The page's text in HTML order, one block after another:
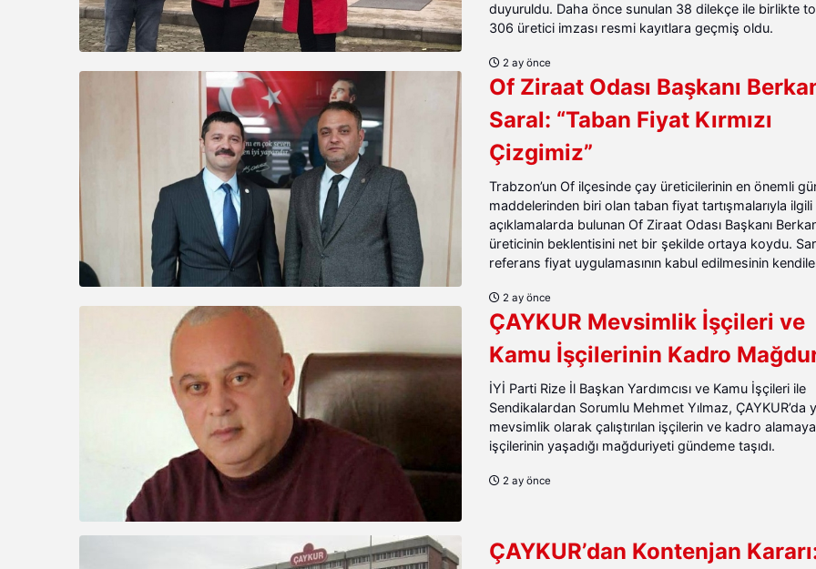
duyuruldu. Daha önce sunulan 38 dilekçe ile birlikte
306 üretici imzası resmi kayıtlara geçmiş oldu.
2 ay önce
Of Ziraat Odası Başkanı
Saral: “Taban Fiyat Kırmızı
Çizgimiz”
Trabzon’un Of ilçesinde çay üreticilerinin en önemli
maddelerinden biri olan taban fiyat tartışmalarıyla ilgili
açıklamalarda bulunan Of Ziraat Odası Başkanı
üreticinin beklentisini net bir şekilde ortaya koydu.
referans fiyat uygulamasının kabul edilmesinin
2 ay önce
ÇAYKUR Mevsimlik İşçileri ve
Kamu İşçilerinin Kadro
İYİ Parti Rize İl Başkan Yardımcısı ve Kamu İşçileri ile
Sendikalardan Sorumlu Mehmet Yılmaz, ÇAYKUR’da
mevsimlik olarak çalıştırılan işçilerin ve kadro
işçilerinin yaşadığı mağduriyeti gündeme taşıdı.
2 ay önce
ÇAYKUR’dan Kontenjan